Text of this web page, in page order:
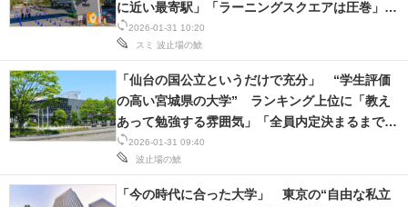
注目記事を集めた総合ページ
ITの今と未来を見通す
スマホと通信の最新トレンド
進化するPCとデバイスの未来
好きが集まる 比べて選べる
2026-01-31 10:20
スミ 波止場の鯱
に近い最寄駅」「ラーニングスクエアは圧巻」の
声
2026-01-31 09:40
波止場の鯱
「仙台の国公立というだけで充分」 “学生評価
の高い宮城県の大学” ランキング上位に「教え
あって勉強する雰囲気」「全員内定決まるまで見
捨てないゼミ」の声
「今の時代に合った大学」 東京の“自由な私立